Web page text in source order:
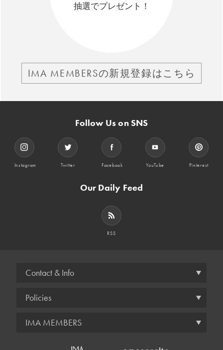
抽選でプレゼント！
IMA MEMBERSの新規登録はこちら
Follow Us on SNS
Instagram Twitter Facebook YouTube Pinterest
Our Daily Feed
RSS
Contact & Info
Policies
IMA MEMBERS